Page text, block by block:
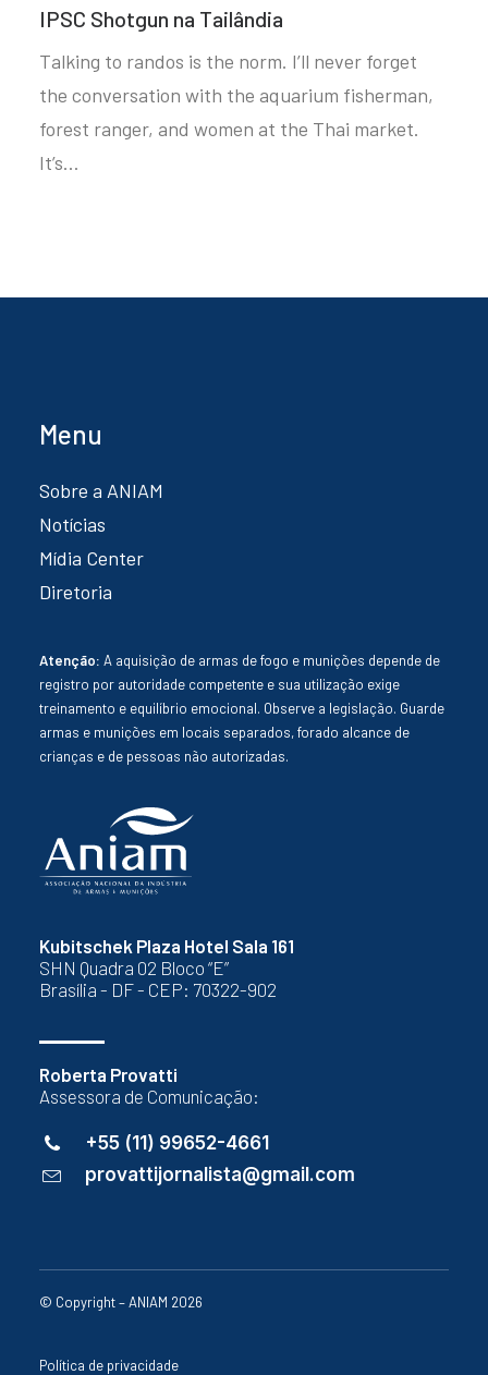
IPSC Shotgun na Tailândia
Talking to randos is the norm. I’ll never forget
the conversation with the aquarium fisherman,
forest ranger, and women at the Thai market.
It’s…
Kubitschek Plaza Hotel Sala 161
SHN Quadra 02 Bloco “E”
Brasília - DF - CEP: 70322-902
Roberta Provatti
Assessora de Comunicação:
+55 (11) 99652-4661
provattijornalista@gmail.com
Menu
Sobre a ANIAM
Notícias
Mídia Center
Diretoria
Atenção: A aquisição de armas de fogo e munições depende de
registro por autoridade competente e sua utilização exige
treinamento e equilíbrio emocional. Observe a legislação. Guarde
armas e munições em locais separados, forado alcance de
crianças e de pessoas não autorizadas.
© Copyright – ANIAM 2026
Política de privacidade